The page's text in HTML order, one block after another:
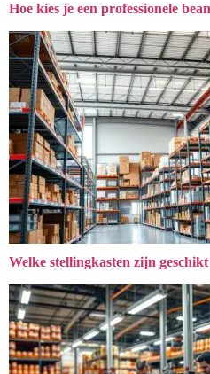
Hoe kies je een professionele
Welke stellingkasten zijn